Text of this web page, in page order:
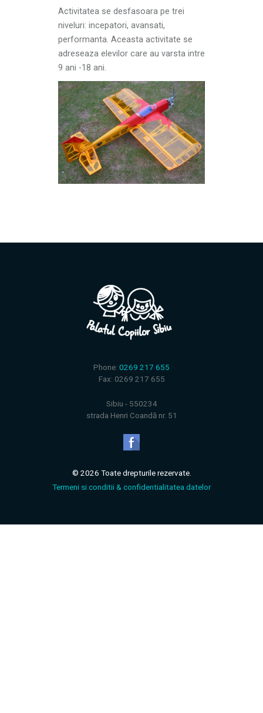
Activitatea se desfasoara pe trei
niveluri: incepatori, avansati,
performanta. Aceasta activitate se
adreseaza elevilor care au varsta intre
9 ani -18 ani.
Phone: 0269 217 655
Fax: 0269 217 655
Sibiu - 550234
strada Henri Coandă nr. 51
© 2026 Toate drepturile rezervate.
Termeni si conditii & confidentialitatea datelor